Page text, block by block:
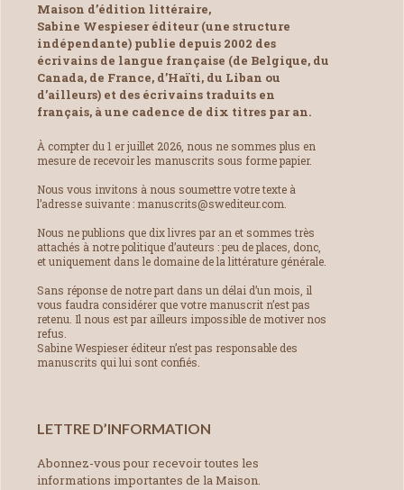
Maison d’édition littéraire,
Sabine Wespieser éditeur (une structure
indépendante) publie depuis 2002 des
écrivains de langue française (de Belgique, du
Canada, de France, d’Haïti, du Liban ou
d’ailleurs) et des écrivains traduits en
français, à une cadence de dix titres par an.
À compter du 1 er juillet 2026, nous ne sommes plus en
mesure de recevoir les manuscrits sous forme papier.
Nous vous invitons à nous soumettre votre texte à
l’adresse suivante : manuscrits@swediteur.com.
Nous ne publions que dix livres par an et sommes très
attachés à notre politique d’auteurs : peu de places, donc,
et uniquement dans le domaine de la littérature générale.
Sans réponse de notre part dans un délai d’un mois, il
vous faudra considérer que votre manuscrit n’est pas
retenu. Il nous est par ailleurs impossible de motiver nos
refus.
Sabine Wespieser éditeur n’est pas responsable des
manuscrits qui lui sont confiés.
LETTRE D’INFORMATION
Abonnez-vous pour recevoir toutes les
informations importantes de la Maison.